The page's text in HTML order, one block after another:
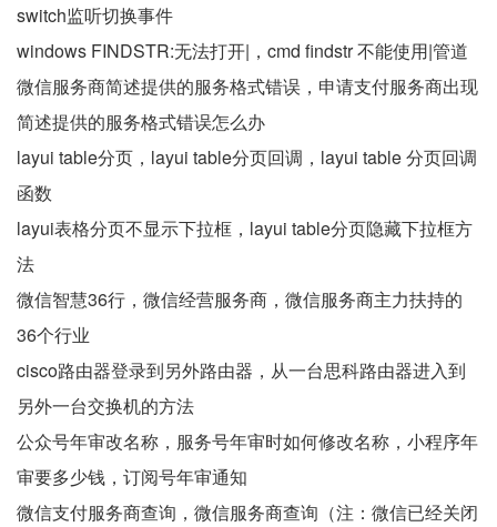
switch监听切换事件
windows FINDSTR:无法打开|，cmd findstr 不能使用|管道
微信服务商简述提供的服务格式错误，申请支付服务商出现
简述提供的服务格式错误怎么办
layui table分页，layui table分页回调，layui table 分页回调
函数
layui表格分页不显示下拉框，layui table分页隐藏下拉框方
法
微信智慧36行，微信经营服务商，微信服务商主力扶持的
36个行业
cisco路由器登录到另外路由器，从一台思科路由器进入到
另外一台交换机的方法
公众号年审改名称，服务号年审时如何修改名称，小程序年
审要多少钱，订阅号年审通知
微信支付服务商查询，微信服务商查询（注：微信已经关闭